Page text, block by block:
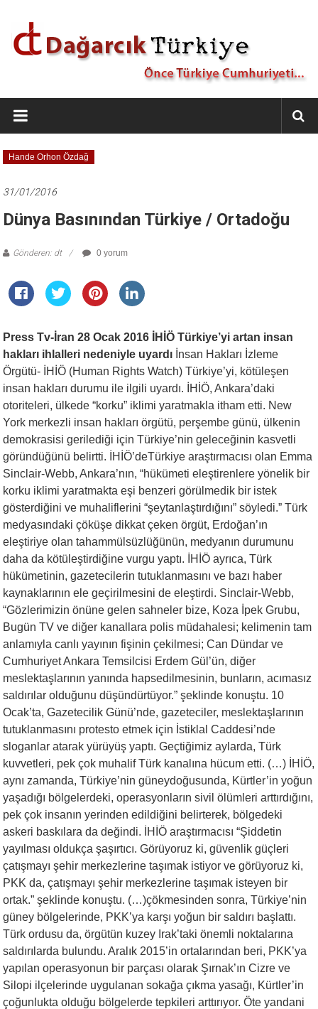
Dağarcık
Türkiye
Önce
Türkiye
Hande Orhon Özdağ
31/01/2016
Dünya Basınından Türkiye / Ortadoğu
Gönderen: dt 0 yorum
Press Tv-İran 28 Ocak 2016
İHİÖ Türkiye’yi artan insan
hakları ihlalleri nedeniyle uyardı İnsan Hakları İzleme
Örgütü- İHİÖ (Human Rights Watch) Türkiye’yi, kötüleşen
insan hakları durumu ile ilgili uyardı. İHİÖ, Ankara’daki
otoriteleri, ülkede “korku” iklimi yaratmakla itham etti. New
York merkezli insan hakları örgütü, perşembe günü, ülkenin
demokrasisi gerilediği için Türkiye’nin geleceğinin kasvetli
göründüğünü belirtti. İHİÖ’deTürkiye araştırmacısı olan Emma
Sinclair-Webb, Ankara’nın, “hükümeti eleştirenlere yönelik bir
korku iklimi yaratmakta eşi benzeri görülmedik bir istek
gösterdiğini ve muhaliflerini “şeytanlaştırdığını” söyledi.” Türk
medyasındaki çöküşe dikkat çeken örgüt, Erdoğan’ın
eleştiriye olan tahammülsüzlüğünün, medyanın durumunu
daha da kötüleştirdiğine vurgu yaptı. İHİÖ ayrıca, Türk
hükümetinin, gazetecilerin tutuklanmasını ve bazı haber
kaynaklarının ele geçirilmesini de eleştirdi. Sinclair-Webb,
“Gözlerimizin önüne gelen sahneler bize, Koza İpek Grubu,
Bugün TV ve diğer kanallara polis müdahalesi; kelimenin tam
anlamıyla canlı yayının fişinin çekilmesi; Can Dündar ve
Cumhuriyet Ankara Temsilcisi Erdem Gül’ün, diğer
meslektaşlarının yanında hapsedilmesinin, bunların, acımasız
saldırılar olduğunu düşündürtüyor.” şeklinde konuştu. 10
Ocak’ta, Gazetecilik Günü’nde, gazeteciler, meslektaşlarının
tutuklanmasını protesto etmek için İstiklal Caddesi’nde
sloganlar atarak yürüyüş yaptı. Geçtiğimiz aylarda, Türk
kuvvetleri, pek çok muhalif Türk kanalına hücum etti. (…) İHİÖ,
aynı zamanda, Türkiye’nin güneydoğusunda, Kürtler’in yoğun
yaşadığı bölgelerdeki, operasyonların sivil ölümleri arttırdığını,
pek çok insanın yerinden edildiğini belirterek, bölgedeki
askeri baskılara da değindi. İHİÖ araştırmacısı “Şiddetin
yayılması oldukça şaşırtıcı. Görüyoruz ki, güvenlik güçleri
çatışmayı şehir merkezlerine taşımak istiyor ve görüyoruz ki,
PKK da, çatışmayı şehir merkezlerine taşımak isteyen bir
ortak.” şeklinde konuştu. (…)çökmesinden sonra, Türkiye’nin
güney bölgelerinde, PKK’ya karşı yoğun bir saldırı başlattı.
Türk ordusu da, örgütün kuzey Irak’taki önemli noktalarına
saldırılarda bulundu. Aralık 2015’in ortalarından beri, PKK’ya
yapılan operasyonun bir parçası olarak Şırnak’ın Cizre ve
Silopi ilçelerinde uygulanan sokağa çıkma yasağı, Kürtler’in
çoğunlukta olduğu bölgelerde tepkileri arttırıyor. Öte yandani